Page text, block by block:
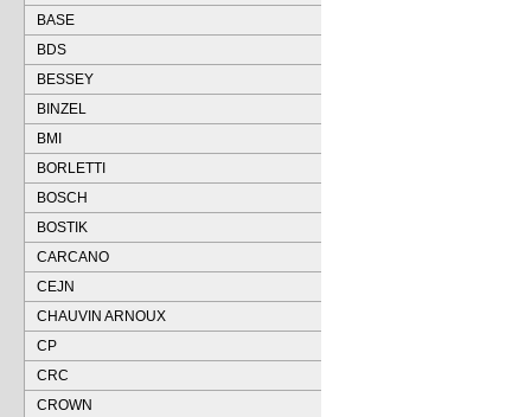
BASE
BDS
BESSEY
BINZEL
BMI
BORLETTI
BOSCH
BOSTIK
CARCANO
CEJN
CHAUVIN ARNOUX
CP
CRC
CROWN